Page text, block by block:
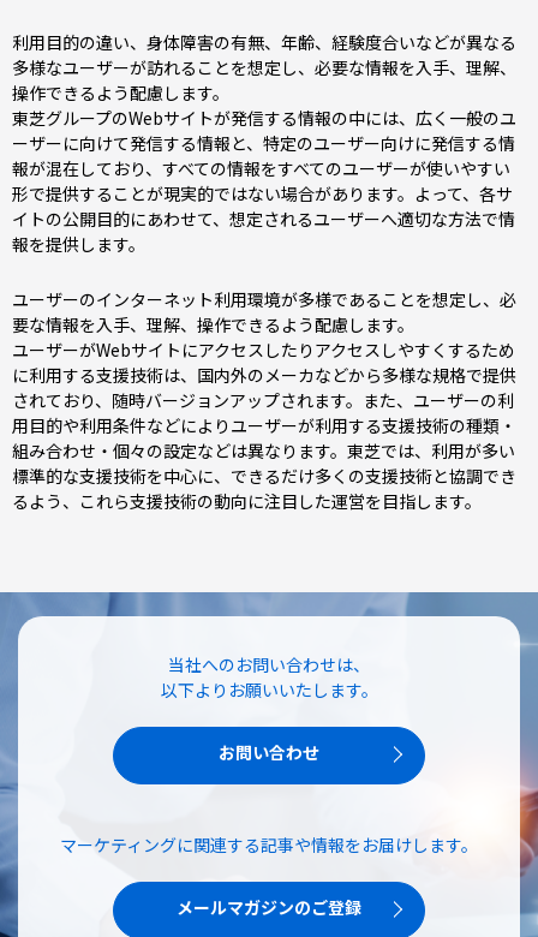
利用目的の違い、身体障害の有無、年齢、経験度合いなどが異なる
多様なユーザーが訪れることを想定し、必要な情報を入手、理解、
操作できるよう配慮します。
東芝グループのWebサイトが発信する情報の中には、広く一般のユ
ーザーに向けて発信する情報と、特定のユーザー向けに発信する情
報が混在しており、すべての情報をすべてのユーザーが使いやすい
形で提供することが現実的ではない場合があります。よって、各サ
イトの公開目的にあわせて、想定されるユーザーへ適切な方法で情
報を提供します。
ユーザーのインターネット利用環境が多様であることを想定し、必
要な情報を入手、理解、操作できるよう配慮します。
ユーザーがWebサイトにアクセスしたりアクセスしやすくするため
に利用する支援技術は、国内外のメーカなどから多様な規格で提供
されており、随時バージョンアップされます。また、ユーザーの利
用目的や利用条件などによりユーザーが利用する支援技術の種類・
組み合わせ・個々の設定などは異なります。東芝では、利用が多い
標準的な支援技術を中心に、できるだけ多くの支援技術と協調でき
るよう、これら支援技術の動向に注目した運営を目指します。
当社へのお問い合わせは、
以下よりお願いいたします。
お問い合わせ
マーケティングに関連する記事や情報をお届けします。
メールマガジンのご登録